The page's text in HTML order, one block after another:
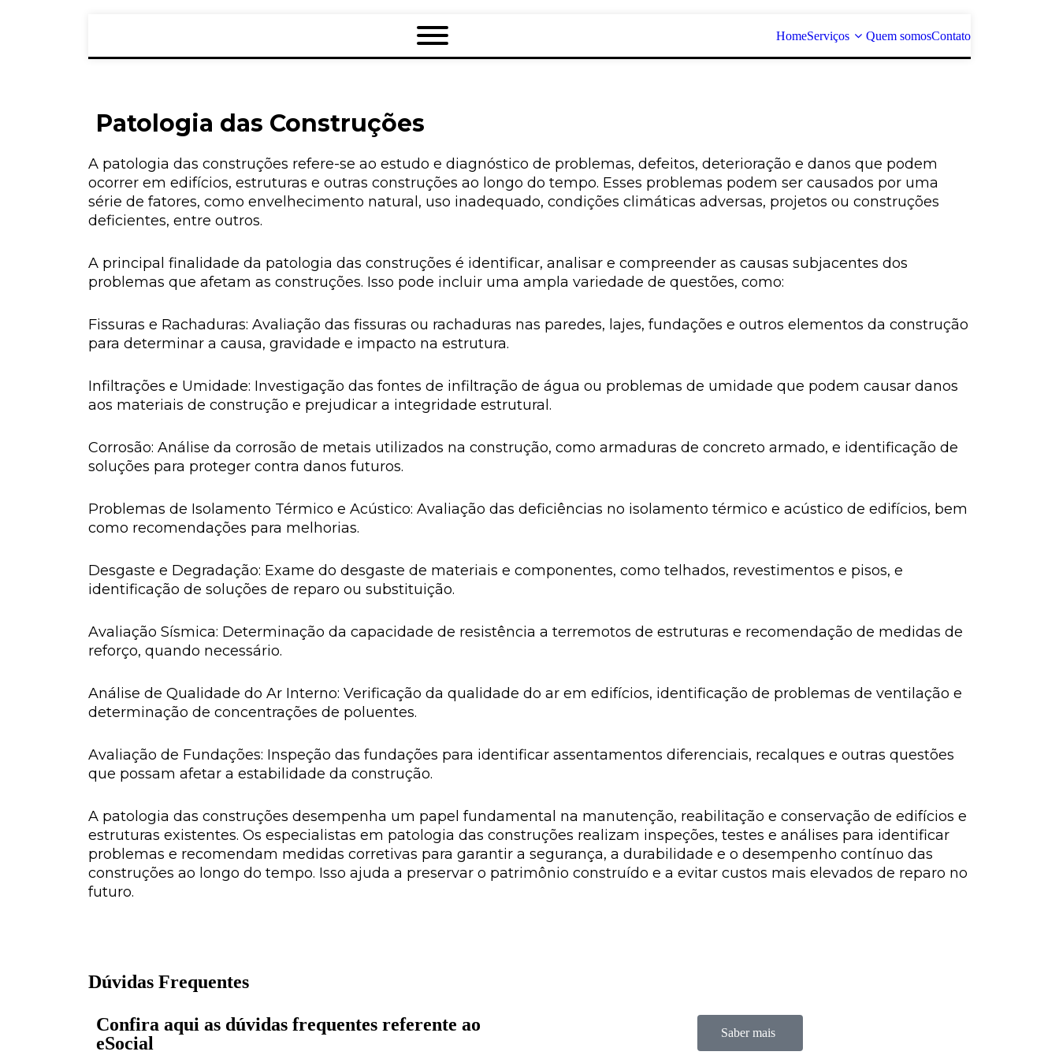
HomeServiços Quem somosContato
Patologia das Construções
A patologia das construções refere-se ao estudo e diagnóstico de problemas, defeitos, deterioração e danos que podem
ocorrer em edifícios, estruturas e outras construções ao longo do tempo. Esses problemas podem ser causados por uma
série de fatores, como envelhecimento natural, uso inadequado, condições climáticas adversas, projetos ou construções
deficientes, entre outros.
A principal finalidade da patologia das construções é identificar, analisar e compreender as causas subjacentes dos
problemas que afetam as construções. Isso pode incluir uma ampla variedade de questões, como:
Fissuras e Rachaduras: Avaliação das fissuras ou rachaduras nas paredes, lajes, fundações e outros elementos da construção
para determinar a causa, gravidade e impacto na estrutura.
Infiltrações e Umidade: Investigação das fontes de infiltração de água ou problemas de umidade que podem causar danos
aos materiais de construção e prejudicar a integridade estrutural.
Corrosão: Análise da corrosão de metais utilizados na construção, como armaduras de concreto armado, e identificação de
soluções para proteger contra danos futuros.
Problemas de Isolamento Térmico e Acústico: Avaliação das deficiências no isolamento térmico e acústico de edifícios, bem
como recomendações para melhorias.
Desgaste e Degradação: Exame do desgaste de materiais e componentes, como telhados, revestimentos e pisos, e
identificação de soluções de reparo ou substituição.
Avaliação Sísmica: Determinação da capacidade de resistência a terremotos de estruturas e recomendação de medidas de
reforço, quando necessário.
Análise de Qualidade do Ar Interno: Verificação da qualidade do ar em edifícios, identificação de problemas de ventilação e
determinação de concentrações de poluentes.
Avaliação de Fundações: Inspeção das fundações para identificar assentamentos diferenciais, recalques e outras questões
que possam afetar a estabilidade da construção.
A patologia das construções desempenha um papel fundamental na manutenção, reabilitação e conservação de edifícios e
estruturas existentes. Os especialistas em patologia das construções realizam inspeções, testes e análises para identificar
problemas e recomendam medidas corretivas para garantir a segurança, a durabilidade e o desempenho contínuo das
construções ao longo do tempo. Isso ajuda a preservar o patrimônio construído e a evitar custos mais elevados de reparo no
futuro.
Dúvidas Frequentes
Confira aqui as dúvidas frequentes referente ao
eSocial
Saber mais